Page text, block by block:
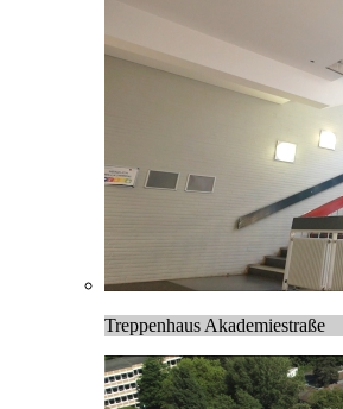
Treppenhaus Akademiestraße